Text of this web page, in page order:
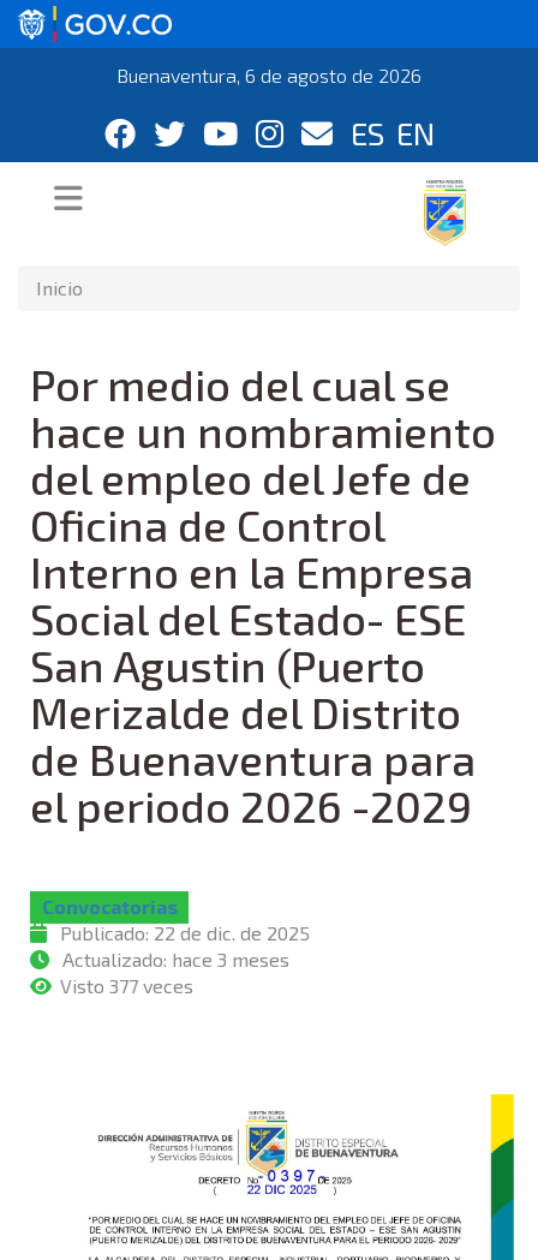
Buenaventura, 6 de agosto de 2026
ES EN
Inicio
Por medio del cual se
hace un nombramiento
del empleo del Jefe de
Oficina de Control
Interno en la Empresa
Social del Estado- ESE
San Agustin (Puerto
Merizalde del Distrito
de Buenaventura para
el periodo 2026 -2029
Convocatorias
Publicado: 22 de dic. de 2025
Actualizado: hace 3 meses
Visto 377 veces